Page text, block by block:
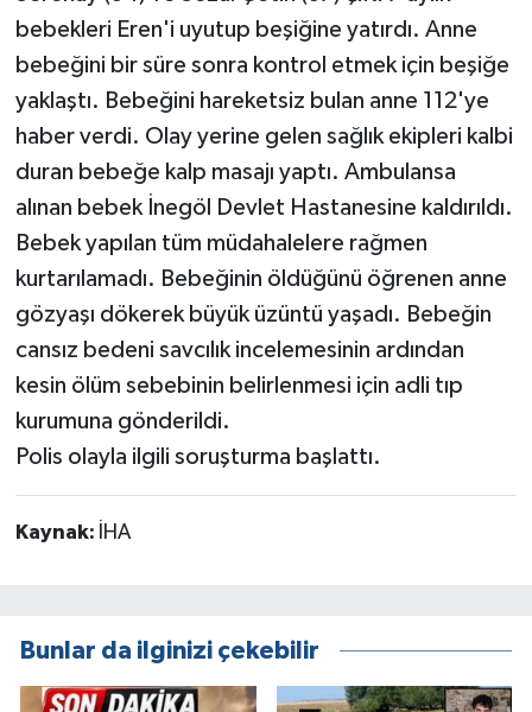
bebekleri Eren'i uyutup beşiğine yatırdı. Anne
bebeğini bir süre sonra kontrol etmek için beşiğe
yaklaştı. Bebeğini hareketsiz bulan anne 112'ye
haber verdi. Olay yerine gelen sağlık ekipleri kalbi
duran bebeğe kalp masajı yaptı. Ambulansa
alınan bebek İnegöl Devlet Hastanesine kaldırıldı.
Bebek yapılan tüm müdahalelere rağmen
kurtarılamadı. Bebeğinin öldüğünü öğrenen anne
gözyaşı dökerek büyük üzüntü yaşadı. Bebeğin
cansız bedeni savcılık incelemesinin ardından
kesin ölüm sebebinin belirlenmesi için adli tıp
kurumuna gönderildi.
Polis olayla ilgili soruşturma başlattı.
Kaynak: İHA
Bunlar da ilginizi çekebilir